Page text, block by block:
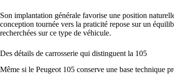
Son implantation générale favorise une position
conception tournée vers la praticité repose sur un
recherchées sur ce type de véhicule.
Des détails de carrosserie qui distinguent la 105
Même si le Peugeot 105 conserve une base technique